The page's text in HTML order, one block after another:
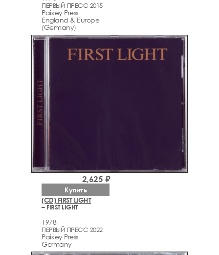
ПЕРВЫЙ ПРЕСС 2015
Paisley Press
England & Europe
(Germany)
(CD) FIRST LIGHT
– FIRST LIGHT
1978
ПЕРВЫЙ ПРЕСС 2022
Paisley Press
Germany
2,625 ₽
Купить